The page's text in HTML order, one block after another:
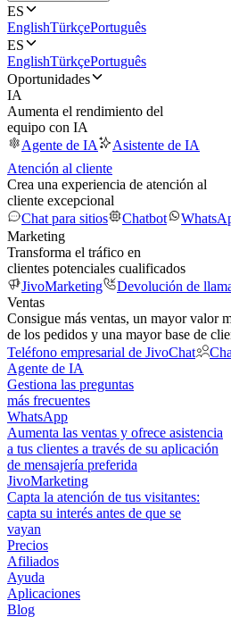
ES
EnglishTürkçePortuguês
ES
EnglishTürkçePortuguês
Oportunidades
IA
Aumenta el rendimiento del
equipo con IA
Agente de IA
Asistente de IA
Atención al cliente
Crea una experiencia de atención al
cliente excepcional
Chat para sitios
Chatbot
Marketing
Transforma el tráfico en
clientes potenciales cualificados
JivoMarketing
Devolución de
Ventas
Consigue más ventas, un mayor valor
de los pedidos y una mayor base de
Teléfono empresarial de JivoChat
Agente de IA
Gestiona las preguntas
más frecuentes
WhatsApp
Aumenta las ventas y ofrece asistencia
a tus clientes a través de su aplicación
de mensajería preferida
JivoMarketing
Capta la atención de tus visitantes:
capta su interés antes de que se
vayan
Precios
Afiliados
Ayuda
Aplicaciones
Blog